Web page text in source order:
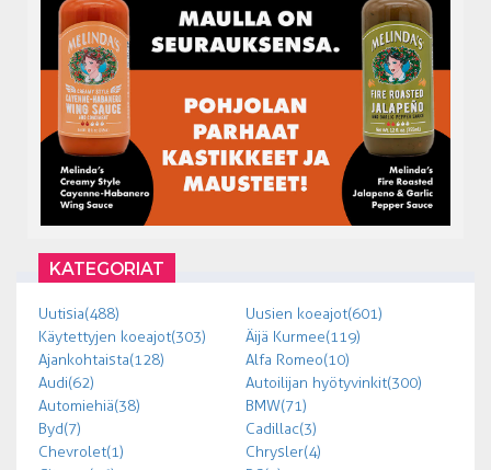
KATEGORIAT
Uutisia (488)
Uusien koeajot (601)
Käytettyjen koeajot (303)
Äijä Kurmee (119)
Ajankohtaista (128)
Alfa Romeo (10)
Audi (62)
Autoilijan hyötyvinkit (300)
Automiehiä (38)
BMW (71)
Byd (7)
Cadillac (3)
Chevrolet (1)
Chrysler (4)